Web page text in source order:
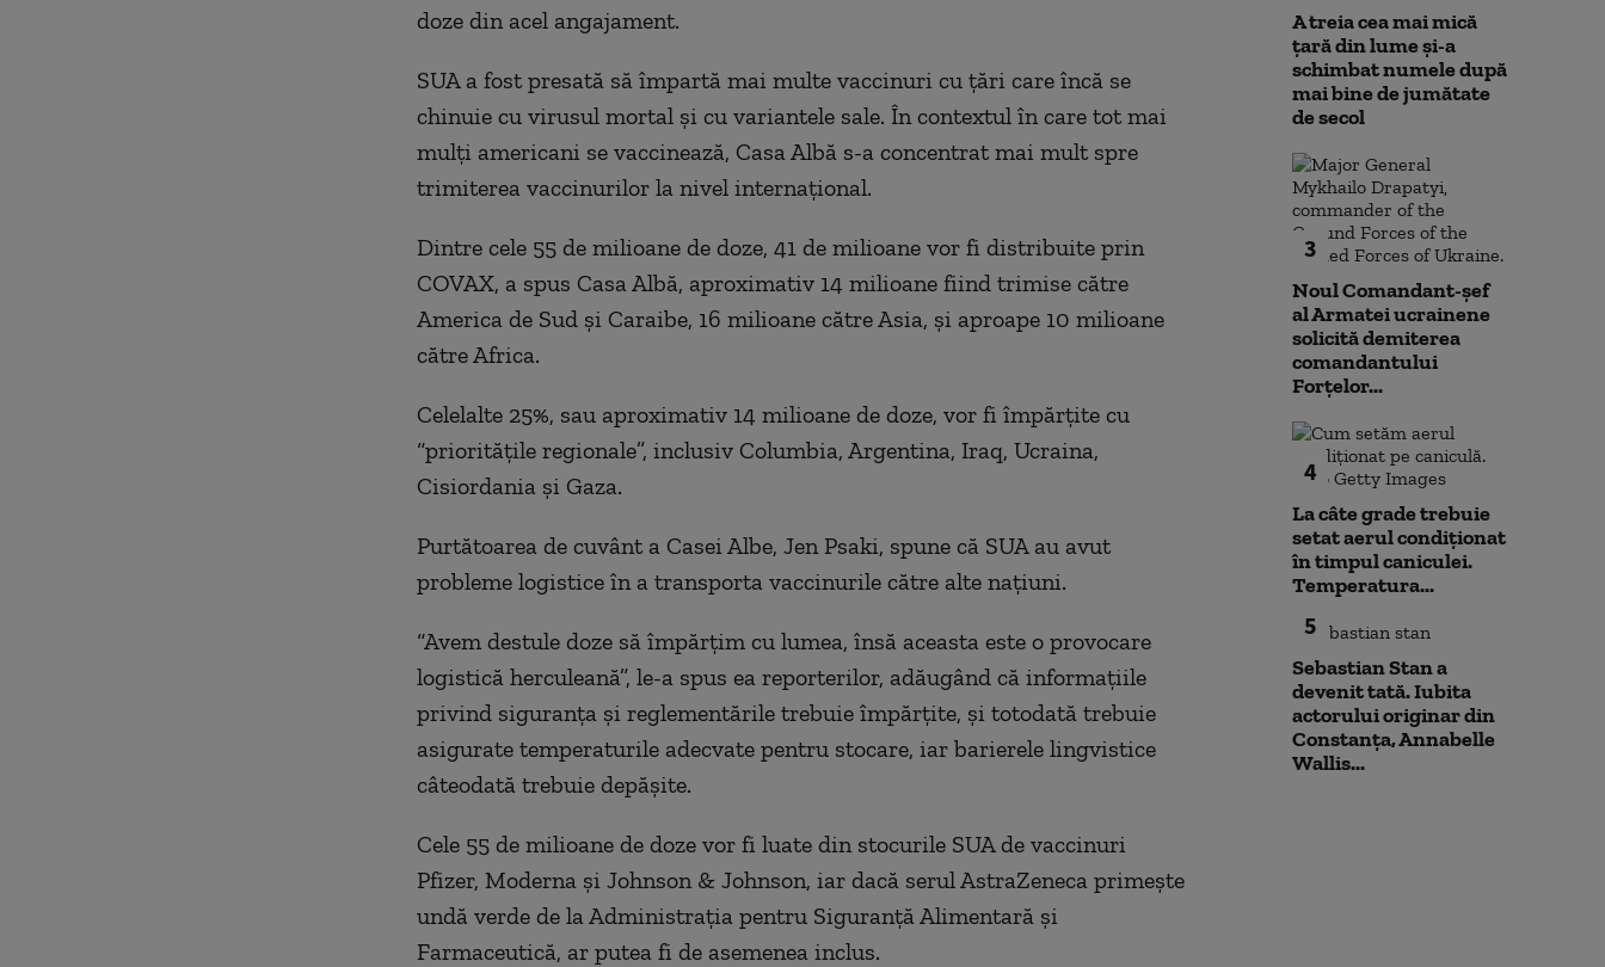
doze din acel angajament.
SUA a fost presată să împartă mai multe vaccinuri cu țări care încă se
chinuie cu virusul mortal și cu variantele sale. În contextul în care tot mai
mulți americani se vaccinează, Casa Albă s-a concentrat mai mult spre
trimiterea vaccinurilor la nivel internațional.
Dintre cele 55 de milioane de doze, 41 de milioane vor fi distribuite prin
COVAX, a spus Casa Albă, aproximativ 14 milioane fiind trimise către
America de Sud și Caraibe, 16 milioane către Asia, și aproape 10 milioane
către Africa.
Celelalte 25%, sau aproximativ 14 milioane de doze, vor fi împărțite cu
“prioritățile regionale”, inclusiv Columbia, Argentina, Iraq, Ucraina,
Cisiordania și Gaza.
Purtătoarea de cuvânt a Casei Albe, Jen Psaki, spune că SUA au avut
probleme logistice în a transporta vaccinurile către alte națiuni.
“Avem destule doze să împărțim cu lumea, însă aceasta este o provocare
logistică herculeană”, le-a spus ea reporterilor, adăugând că informațiile
privind siguranța și reglementările trebuie împărțite, și totodată trebuie
asigurate temperaturile adecvate pentru stocare, iar barierele lingvistice
câteodată trebuie depășite.
Cele 55 de milioane de doze vor fi luate din stocurile SUA de vaccinuri
Pfizer, Moderna și Johnson & Johnson, iar dacă serul AstraZeneca primește
undă verde de la Administrația pentru Siguranță Alimentară și
Farmaceutică, ar putea fi de asemenea inclus.
A treia cea mai mică
țară din lume și-a
schimbat numele după
mai bine de jumătate
de secol
3
Noul Comandant-șef
al Armatei ucrainene
solicită demiterea
comandantului
Forțelor...
4
La câte grade trebuie
setat aerul condiționat
în timpul caniculei.
Temperatura...
5
Sebastian Stan a
devenit tată. Iubita
actorului originar din
Constanța, Annabelle
Wallis...